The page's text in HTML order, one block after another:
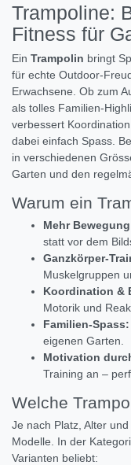
Trampoline:
Fitness für
Ein Trampolin bringt
für echte Outdoor-
Erwachsene. Ob zum
als tolles Familien-
verbessert
dabei einfach Spass.
in verschiedenen
Garten und den
Warum ein
Mehr
statt vor dem
Ganzkörper-
Muskelgruppen
Koordination &
Motorik und
Familien-Spass:
eigenen Garten.
Motivation
Training an –
Welche
Je nach Platz, Alter
Modelle. In der
Varianten beliebt: